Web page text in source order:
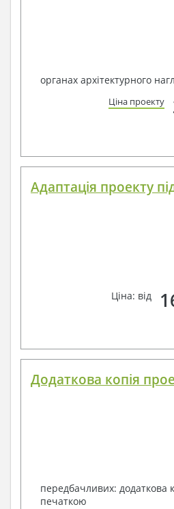
органах архітектурного
Ціна проекту
Адаптація проекту
Ціна: від
Додаткова копія
передбачливих: додаткова
печаткою